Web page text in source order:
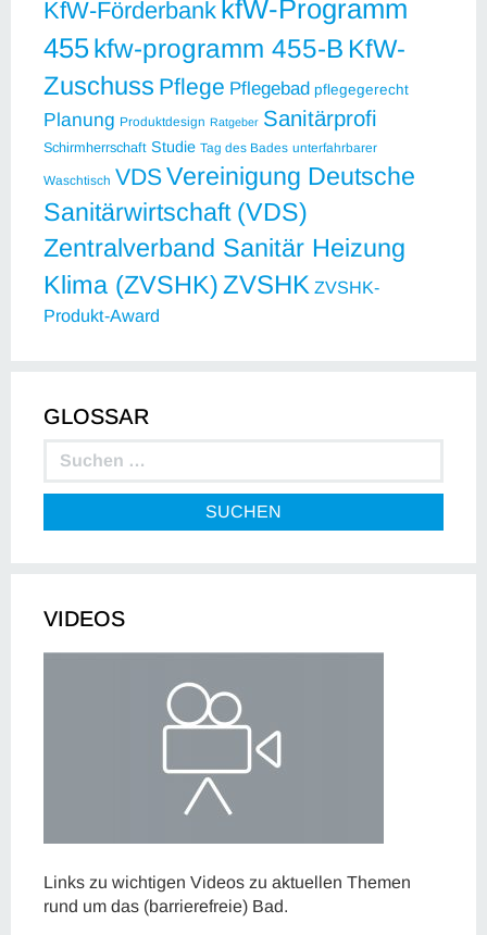
KfW-Förderbank kfW-Programm
455kfw-programm 455-B KfW-
Zuschuss Pflege Pflegebad pflegegerecht
Planung Produktdesign Ratgeber Sanitärprofi
Schirmherrschaft Studie Tag des Bades unterfahrbarer
Waschtisch VDSVereinigung Deutsche
Sanitärwirtschaft (VDS)
Zentralverband Sanitär Heizung
Klima (ZVSHK)ZVSHK ZVSHK-
Produkt-Award
GLOSSAR
SUCHEN
VIDEOS
Links zu wichtigen Videos zu aktuellen Themen
rund um das (barrierefreie) Bad.